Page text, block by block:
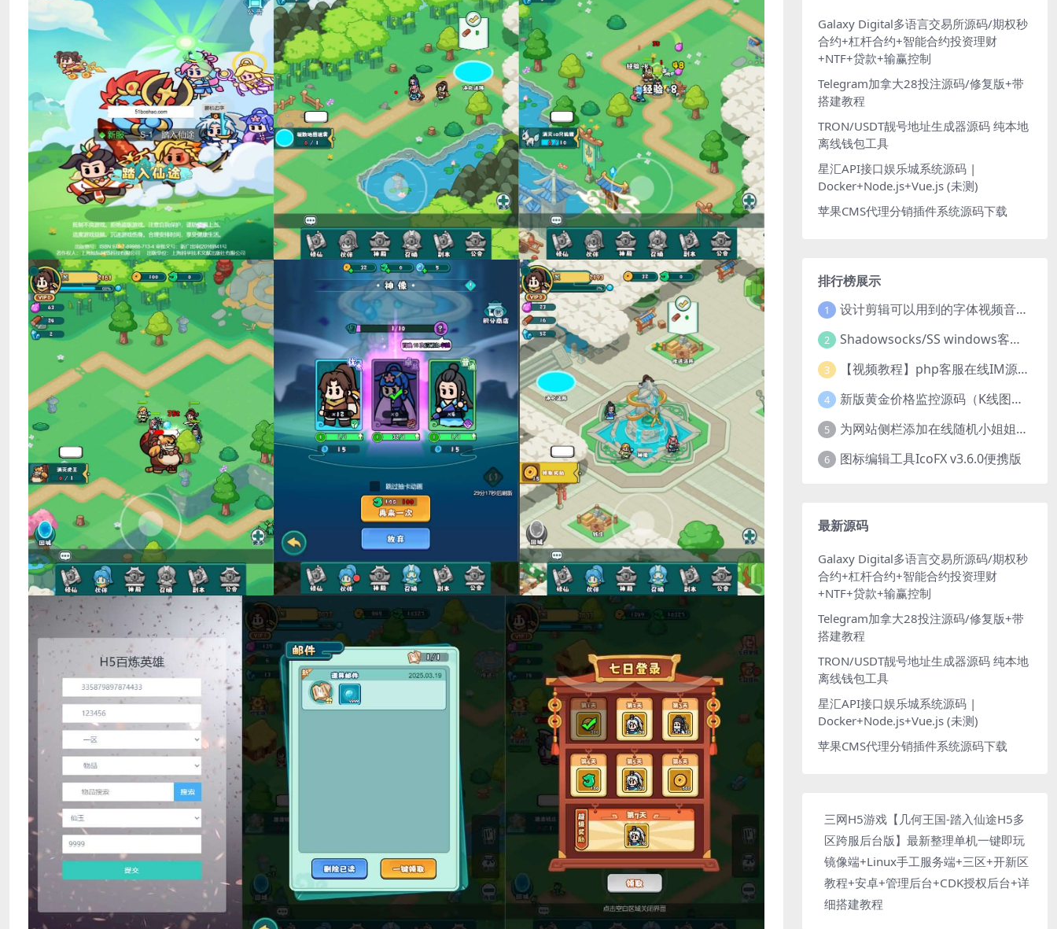
Galaxy Digital多语言交易所源码/期权秒
合约+杠杆合约+智能合约投资理财
+NTF+贷款+输赢控制
Telegram加拿大28投注源码/修复版+带
搭建教程
TRON/USDT靓号地址生成器源码 纯本地
离线钱包工具
星汇API接口娱乐城系统源码 |
Docker+Node.js+Vue.js (未测)
苹果CMS代理分销插件系统源码下载
排行榜展示
1 设计剪辑可以用到的字体视频音乐音效素材
2 Shadowsocks/SS windows客户端下载
3 【视频教程】php客服在线IM源码 网页在线客服软件代码
4 新版黄金价格监控源码（K线图模块，黄金舆情模块，AI智能客服源码）
5 为网站侧栏添加在线随机小姐姐视频小功能源码
6 图标编辑工具IcoFX v3.6.0便携版
最新源码
Galaxy Digital多语言交易所源码/期权秒
合约+杠杆合约+智能合约投资理财
+NTF+贷款+输赢控制
Telegram加拿大28投注源码/修复版+带
搭建教程
TRON/USDT靓号地址生成器源码 纯本地
离线钱包工具
星汇API接口娱乐城系统源码 |
Docker+Node.js+Vue.js (未测)
苹果CMS代理分销插件系统源码下载
三网H5游戏【几何王国-踏入仙途H5多
区跨服后台版】最新整理单机一键即玩
镜像端+Linux手工服务端+三区+开新区
教程+安卓+管理后台+CDK授权后台+详
细搭建教程